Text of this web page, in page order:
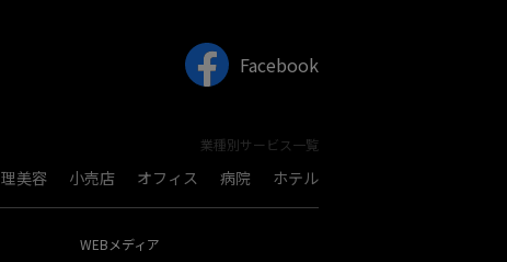
Facebook
業種別サービス一覧
理美容 小売店 オフィス 病院 ホテル
WEBメディア